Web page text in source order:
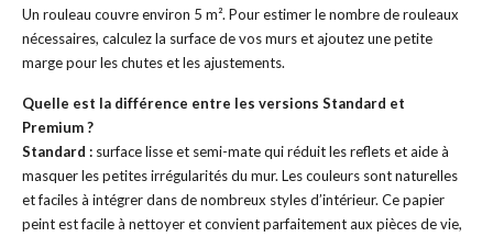
Un rouleau couvre environ 5 m². Pour estimer le nombre de rouleaux
nécessaires, calculez la surface de vos murs et ajoutez une petite
marge pour les chutes et les ajustements.
Quelle est la différence entre les versions Standard et
Premium ?
Standard : surface lisse et semi-mate qui réduit les reflets et aide à
masquer les petites irrégularités du mur. Les couleurs sont naturelles
et faciles à intégrer dans de nombreux styles d’intérieur. Ce papier
peint est facile à nettoyer et convient parfaitement aux pièces de vie,